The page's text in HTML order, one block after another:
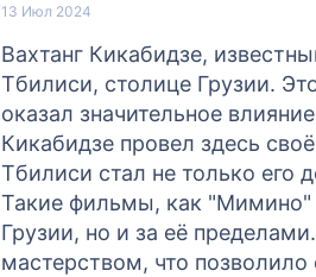
13 Июл 2024
Вахтанг Кикабидзе,
Тбилиси, столице Грузии.
оказал значительное
Кикабидзе провел здесь
Тбилиси стал не только его
Такие фильмы, как "Мимино"
Грузии, но и за её
мастерством, что